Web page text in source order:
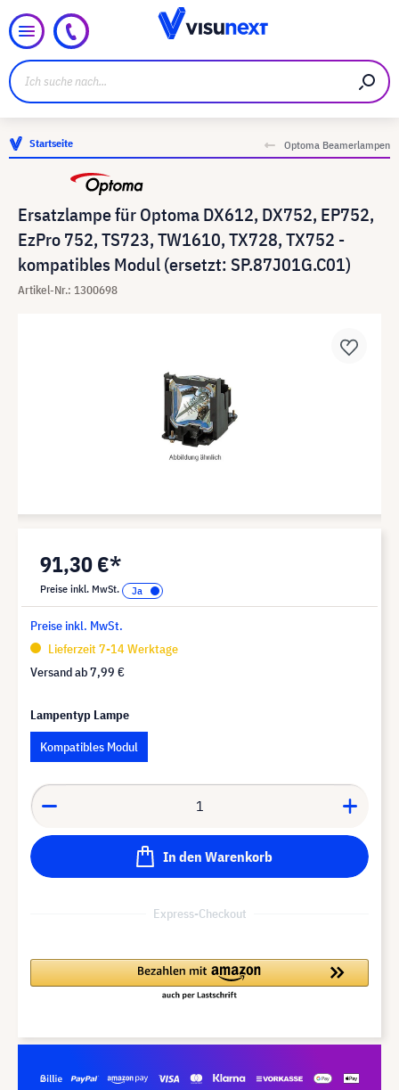
Startseite Optoma Beamerlampen
Ersatzlampe für Optoma DX612, DX752, EP752,
EzPro 752, TS723, TW1610, TX728, TX752 -
kompatibles Modul (ersetzt: SP.87J01G.C01)
Artikel-Nr.: 1300698
91,30 €*
Preise inkl. MwSt.
Preise inkl. MwSt.
Lieferzeit 7-14 Werktage
Versand ab7,99 €
Lampentyp Lampe
Kompatibles Modul
In den Warenkorb
Express-Checkout